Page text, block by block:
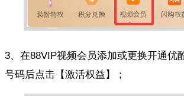
3、在88VIP视频会员添加或更换开通优
号码后点击【激活权益】；